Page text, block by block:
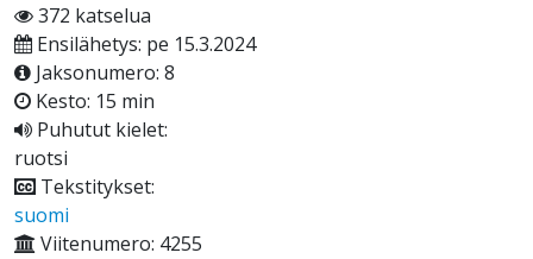
372 katselua
Ensilähetys: pe 15.3.2024
Jaksonumero: 8
Kesto: 15 min
Puhutut kielet:
ruotsi
Tekstitykset:
suomi
Viitenumero: 4255